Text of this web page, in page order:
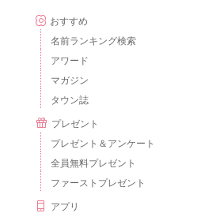
おすすめ
名前ランキング検索
アワード
マガジン
タウン誌
プレゼント
プレゼント＆アンケート
全員無料プレゼント
ファーストプレゼント
アプリ